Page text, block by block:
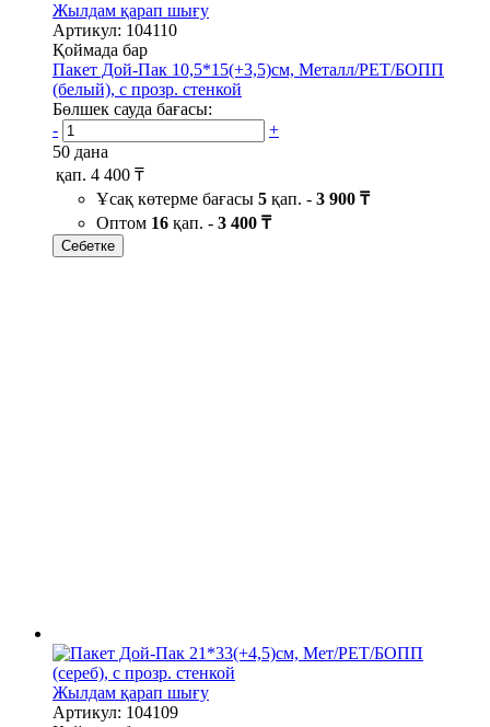
Жылдам қарап шығу
Артикул: 104110
Қоймада бар
Пакет Дой-Пак 10,5*15(+3,5)см, Металл/PET/БОПП
(белый), с прозр. стенкой
Бөлшек сауда бағасы:
-
+
50 дана
қап. 4 400 ₸
Ұсақ көтерме бағасы 5 қап. - 3 900 ₸
Оптом 16 қап. - 3 400 ₸
Себетке
Жылдам қарап шығу
Артикул: 104109